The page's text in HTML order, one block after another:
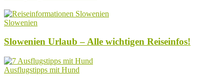
Slowenien
Slowenien Urlaub – Alle wichtigen Reiseinfos!
Ausflugstipps mit Hund